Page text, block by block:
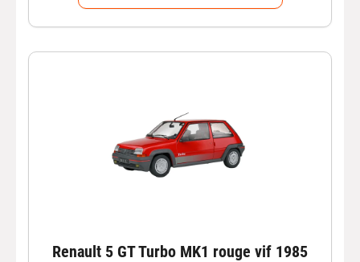
Renault 5 GT Turbo MK1 rouge vif 1985